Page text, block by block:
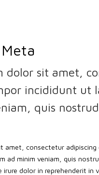
dolor sit amet,
incididunt ut
quis
amet, consectetur
ad minim veniam, quis
irure dolor in reprehenderit